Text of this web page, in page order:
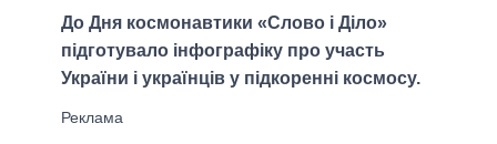
МЕРИ МІСТ
ВСІ ПЕРСОНИ
До Дня космонавтики «Слово і Діло»
підготувало інфографіку про участь
України і українців у підкоренні космосу.